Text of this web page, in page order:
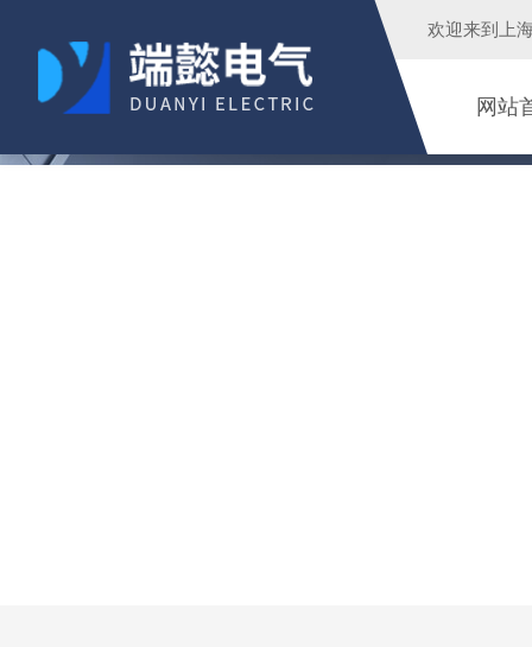
欢迎来到 上
网站